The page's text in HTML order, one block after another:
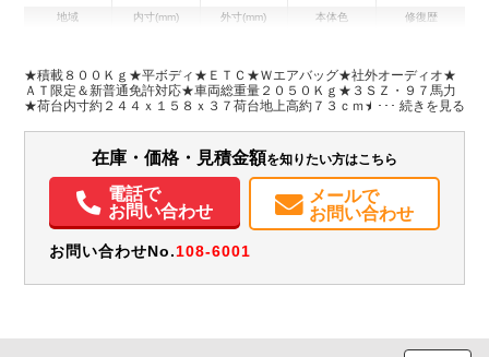
地域 内寸(mm)
H:370
外寸(mm)
H:1,890
本体色 修復歴
装備情報
取扱説明書（一部含む）
メンテナンスノート（保証書）
★積載８００Ｋｇ★平ボディ★ＥＴＣ★Ｗエアバッグ★社外オーディオ★
ＡＴ限定＆新普通免許対応★車両総重量２０５０Ｋｇ★３ＳＺ・９７馬力
★荷台内寸約２４４ｘ１５８ｘ３７荷台地上高約７３ｃｍ★保証書・取
在庫・価格・見積金額を知りたい方はこちら
電話で
お問い合わせ
メールで
お問い合わせ
お問い合わせNo.108-6001